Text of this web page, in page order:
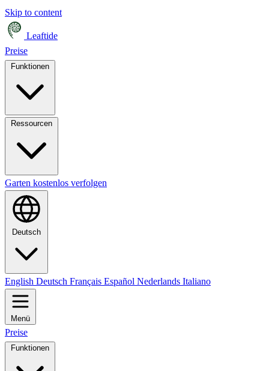
Skip to content
Leaftide
Preise
Garten kostenlos verfolgen
Deutsch
English Deutsch Français Español Nederlands Italiano
Menü
Preise
Funktionen